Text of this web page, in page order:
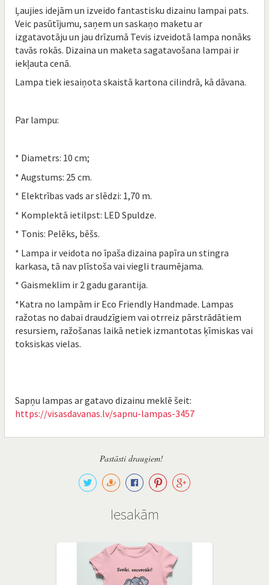
Ļaujies idejām un izveido fantastisku dizainu lampai pats.
Veic pasūtījumu, saņem un saskaņo maketu ar
izgatavotāju un jau drīzumā Tevis izveidotā lampa nonāks
tavās rokās. Dizaina un maketa sagatavošana lampai ir
iekļauta cenā.
Lampa tiek iesaiņota skaistā kartona cilindrā, kā dāvana.
Par lampu:
* Diametrs: 10 cm;
* Augstums: 25 cm.
* Elektrības vads ar slēdzi: 1,70 m.
* Komplektā ietilpst: LED Spuldze.
* Tonis: Pelēks, bēšs.
* Lampa ir veidota no īpaša dizaina papīra un stingra
karkasa, tā nav plīstoša vai viegli traumējama.
* Gaismeklim ir 2 gadu garantija.
*Katra no lampām ir Eco Friendly Handmade. Lampas
ražotas no dabai draudzīgiem vai otrreiz pārstrādātiem
resursiem, ražošanas laikā netiek izmantotas ķīmiskas vai
toksiskas vielas.
Sapņu lampas ar gatavo dizainu meklē šeit:
https://visasdavanas.lv/sapnu-lampas-3457
Pastāsti draugiem!
Iesakām